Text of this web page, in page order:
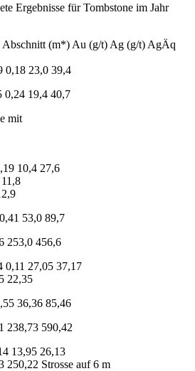
Ergebnisse für Tombstone im Jahr
(m*) Au (g/t) Ag (g/t) AgÄq
0,18 23,0 39,4
0,24 19,4 40,7
mit
10,4 27,6
53,0 89,7
253,0 456,6
0,11 27,05 37,17
22,35
36,36 85,46
238,73 590,42
13,95 26,13
250,22 Strosse auf 6 m